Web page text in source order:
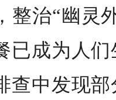
整治“幽灵
已成为人
查中发现